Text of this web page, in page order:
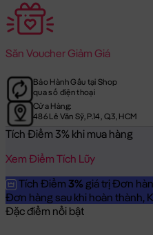
Săn Voucher Giảm Giá
Bảo Hành Gấu tại Shop
qua số điện thoại
Cửa Hàng:
486 Lê Văn Sỹ, P.14, Q.3, HCM
Tích Điểm 3% khi mua hàng
Xem Điểm Tích Lũy
Tích Điểm 3% giá trị Đơn
Đơn hàng sau khi hoàn thành,
Đặc điểm nổi bật